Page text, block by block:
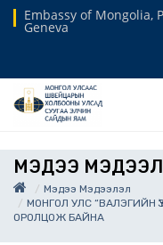
Embassy of Mongolia,
Geneva
МЭДЭЭ
Мэдээ Мэдээлэл
МОНГОЛ УЛС “ВАЛЭГИЙН
ОРОЛЦОЖ БАЙНА